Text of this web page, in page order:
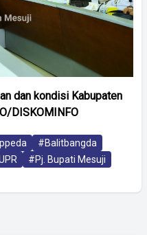
dan kondisi Kabupaten
DISKOMINFO
#Balitbangda
#Pj. Bupati Mesuji